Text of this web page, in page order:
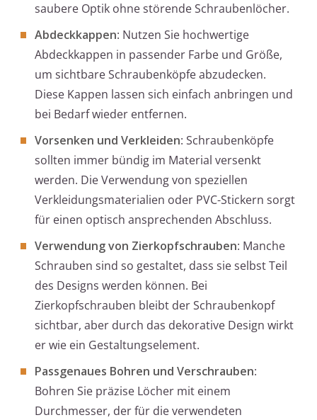
saubere Optik ohne störende Schraubenlöcher.
Abdeckkappen: Nutzen Sie hochwertige
Abdeckkappen in passender Farbe und Größe,
um sichtbare Schraubenköpfe abzudecken.
Diese Kappen lassen sich einfach anbringen und
bei Bedarf wieder entfernen.
Vorsenken und Verkleiden: Schraubenköpfe
sollten immer bündig im Material versenkt
werden. Die Verwendung von speziellen
Verkleidungsmaterialien oder PVC-Stickern sorgt
für einen optisch ansprechenden Abschluss.
Verwendung von Zierkopfschrauben: Manche
Schrauben sind so gestaltet, dass sie selbst Teil
des Designs werden können. Bei
Zierkopfschrauben bleibt der Schraubenkopf
sichtbar, aber durch das dekorative Design wirkt
er wie ein Gestaltungselement.
Passgenaues Bohren und Verschrauben:
Bohren Sie präzise Löcher mit einem
Durchmesser, der für die verwendeten